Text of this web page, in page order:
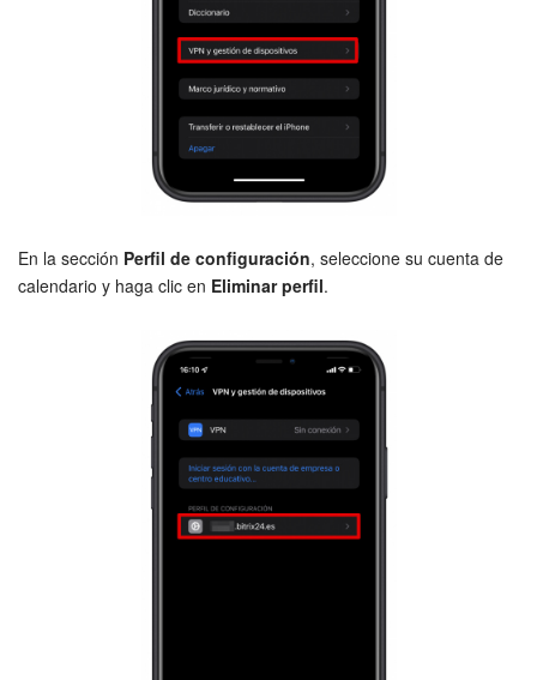
En la sección Perfil de configuración, seleccione su cuenta de
calendario y haga clic en Eliminar perfil.